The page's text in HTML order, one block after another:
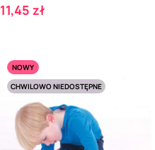
Cena
11,45 zł
NOWY
CHWILOWO NIEDOSTĘPNE